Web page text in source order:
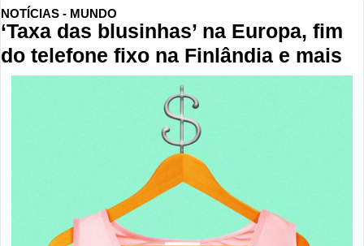
NOTÍCIAS - MUNDO
‘Taxa das blusinhas’ na Europa, fim
do telefone fixo na Finlândia e mais